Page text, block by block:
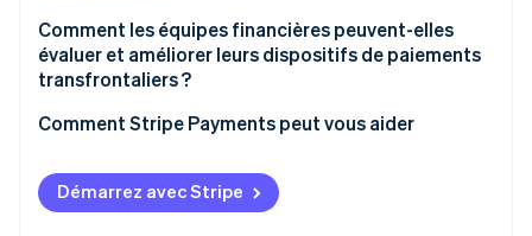
Fraude et surface d’exposition aux attaques
Règles locales aux conséquences mondiales
Les systèmes de paiement ne communiquent pas
entre eux
L’argent reste une question culturelle
Comment les équipes financières peuvent-elles
évaluer et améliorer leurs dispositifs de paiements
transfrontaliers ?
Comment Stripe Payments peut vous aider
Démarrez avec Stripe